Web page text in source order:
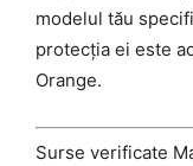
modelul tău
protecția ei este
Orange.
Surse verificate